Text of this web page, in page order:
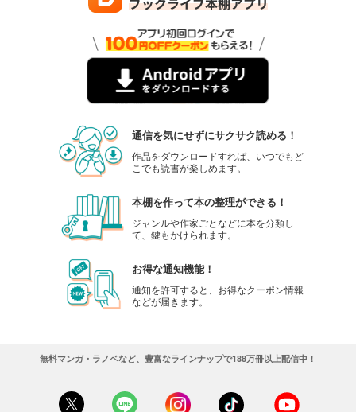
通信を気にせずにサクサク読める！
作品をダウンロードすれば、いつでもど
こでも読書が楽しめます。
本棚を作って本の整理ができる！
ジャンルや作家ごとなどに本を分類し
て、鍵もかけられます。
お得な通知機能！
通知を許可すると、お得なクーポン情報
などが届きます。
無料マンガ・ラノベなど、豊富なラインナップで188万冊以上配信中！